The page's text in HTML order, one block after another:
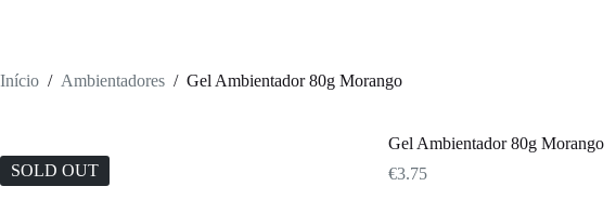
Início / Ambientadores / Gel Ambientador 80g Morango
SOLD OUT
Gel Ambientador 80g Morango
€3.75